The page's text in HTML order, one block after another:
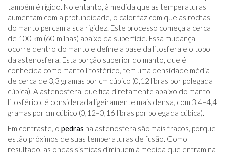
também é rígido. No entanto, à medida que as temperaturas
aumentam com a profundidade, o calor faz com que as rochas
do manto percam a sua rigidez. Este processo começa a cerca
de 100 km (60 milhas) abaixo da superfície. Essa mudança
ocorre dentro do manto e define a base da litosfera e o topo
da astenosfera. Esta porção superior do manto, que é
conhecida como manto litosférico, tem uma densidade média
de cerca de 3,3 gramas por cm cúbico (0,12 libras por polegada
cúbica). A astenosfera, que fica diretamente abaixo do manto
litosférico, é considerada ligeiramente mais densa, com 3,4–4,4
gramas por cm cúbico (0,12–0,16 libras por polegada cúbica).
Em contraste, o pedras na astenosfera são mais fracos, porque
estão próximos de suas temperaturas de fusão. Como
resultado, as ondas sísmicas diminuem à medida que entram na